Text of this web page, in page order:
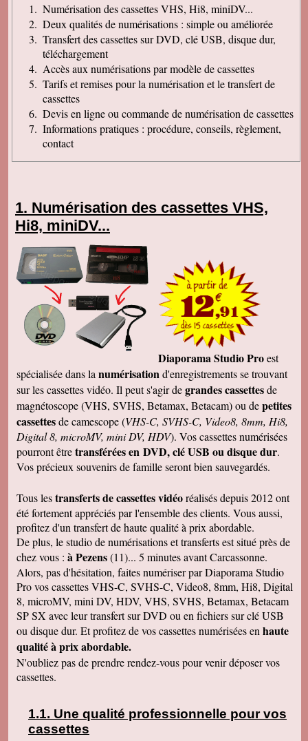
Numérisation des cassettes VHS, Hi8, miniDV...
Deux qualités de numérisations : simple ou améliorée
Transfert des cassettes sur DVD, clé USB, disque dur,
téléchargement
Accès aux numérisations par modèle de cassettes
Tarifs et remises pour la numérisation et le transfert de
cassettes
Devis en ligne ou commande de numérisation de cassettes
Informations pratiques : procédure, conseils, règlement,
contact
Numérisation des cassettes VHS,
Hi8, miniDV...
Diaporama Studio Proest
spécialisée dans la numérisationd'enregistrements se trouvant
sur les cassettes vidéo. Il peut s'agir degrandes cassettesde
magnétoscope (VHS, SVHS, Betamax, Betacam) ou depetites
cassettesde camescope (VHS-C, SVHS-C, Video8, 8mm, Hi8,
Digital 8, microMV, mini DV, HDV). Vos cassettes numérisées
pourront êtretransférées en DVD, clé USB ou disque dur.
Vos précieux souvenirs de famille seront bien sauvegardés.
Tous lestransferts de cassettes vidéoréalisés depuis 2012 ont
été fortement appréciés par l'ensemble des clients. Vous aussi,
profitez d'un transfert de haute qualité à prix abordable.
De plus, le studio de numérisations et transferts est situé près de
chez vous : à Pezens(11)... 5 minutes avant Carcassonne.
Alors, pas d'hésitation, faites numériser par Diaporama Studio
Pro vos cassettes VHS-C, SVHS-C, Video8, 8mm, Hi8, Digital
8, microMV, mini DV, HDV, VHS, SVHS, Betamax, Betacam
SP SX avec leur transfert sur DVD ou en fichiers sur clé USB
ou disque dur. Et profitez de vos cassettes numérisées en haute
qualité à prix abordable.
N'oubliez pas de prendre rendez-vous pour venir déposer vos
cassettes.
Une qualité professionnelle pour vos
cassettes